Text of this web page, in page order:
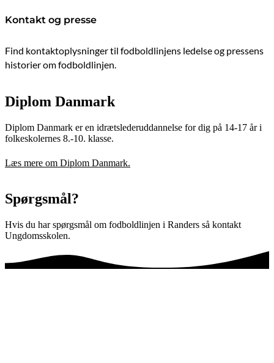
Kontakt og presse
Find kontaktoplysninger til fodboldlinjens ledelse og pressens
historier om fodboldlinjen.
Diplom Danmark
Diplom Danmark er en idrætslederuddannelse for dig på 14-17 år i
folkeskolernes 8.-10. klasse.
Læs mere om Diplom Danmark.
Spørgsmål?
Hvis du har spørgsmål om fodboldlinjen i Randers så kontakt
Ungdomsskolen.